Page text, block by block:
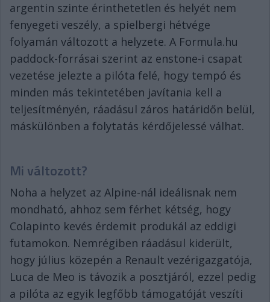
argentin szinte érinthetetlen és helyét nem
fenyegeti veszély, a spielbergi hétvége
folyamán változott a helyzete. A Formula.hu
paddock-forrásai szerint az enstone-i csapat
vezetése jelezte a pilóta felé, hogy tempó és
minden más tekintetében javítania kell a
teljesítményén, ráadásul záros határidőn belül,
máskülönben a folytatás kérdőjelessé válhat.
Mi változott?
Noha a helyzet az Alpine-nál ideálisnak nem
mondható, ahhoz sem férhet kétség, hogy
Colapinto kevés érdemit produkál az eddigi
futamokon. Nemrégiben ráadásul kiderült,
hogy július közepén a Renault vezérigazgatója,
Luca de Meo is távozik a posztjáról, ezzel pedig
a pilóta az egyik legfőbb támogatóját veszíti